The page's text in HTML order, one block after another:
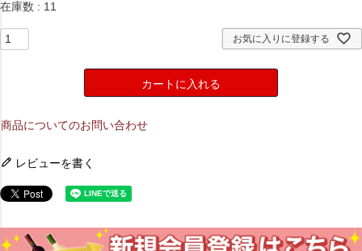
在庫数 11
お気に入りに登録する
カートに入れる
商品についてのお問い合わせ
レビューを書く